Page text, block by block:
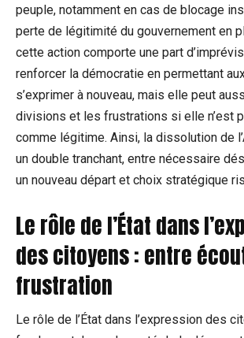
peuple, notamment en cas de blocage
perte de légitimité du gouvernement en
cette action comporte une part
renforcer la démocratie en permettant
s’exprimer à nouveau, mais elle peut
divisions et les frustrations si elle n’est
comme légitime. Ainsi, la dissolution de
un double tranchant, entre nécessaire
un nouveau départ et choix stratégique
Le rôle de l’État dans
des citoyens : entre
frustration
Le rôle de l’État dans l’expression des